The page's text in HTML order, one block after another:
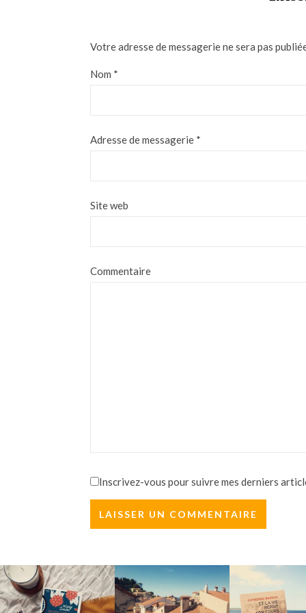
Votre adresse de messagerie ne sera pas
Nom *
Adresse de messagerie *
Site web
Commentaire
Inscrivez-vous pour suivre mes derniers